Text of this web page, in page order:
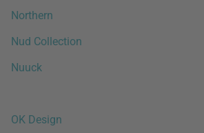
Northern
Nud Collection
Nuuck
OK Design